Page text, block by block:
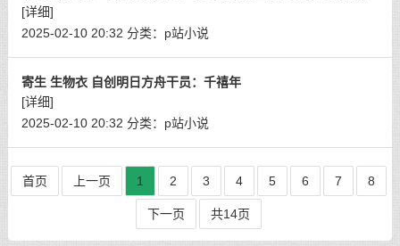
[详细]
2025-02-10 20:32 分类： p站小说
寄生 生物衣 自创明日方舟干员：千禧年
[详细]
2025-02-10 20:32 分类： p站小说
首页 上一页 1 2 3 4 5 6 7 8
下一页 共14页